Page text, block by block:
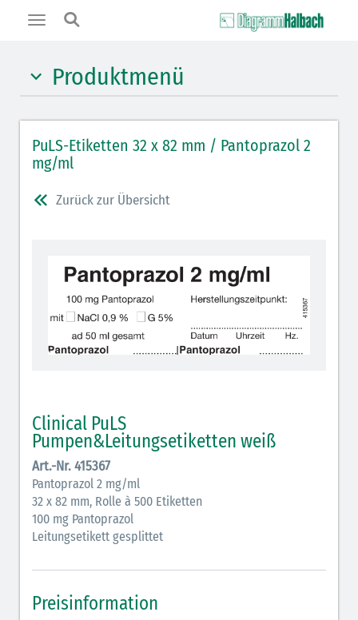
Toggle
Produktmenü
Benzodiazepine (orange)
Muskelrelaxantien (weiß-rot): DIVI 2012
Muskelrelaxans Antagonisten (rot schraffiert): DIVI
Lokalanästhetika (grau)
Vasopressoren (hellviolett)
Antihypertonika/Vasodilatantien (hellviolett
Antiemetika (salmon)
Verschiedene Medikamente (weiß)
Antikoagulantien (hellgrau/weiß mit schwarzem
Rahmen)
Rahmen)
Elektrolyte (grün-pink)
PuLS-Etiketten 32 x 82 mm / Pantoprazol 2
mg/ml
Zurück zur Übersicht
Clinical PuLS
Pumpen&Leitungsetiketten weiß
Art.-Nr. 415367
Pantoprazol 2 mg/ml
32 x 82 mm, Rolle à 500 Etiketten
100 mg Pantoprazol
Leitungsetikett gesplittet
Preisinformation